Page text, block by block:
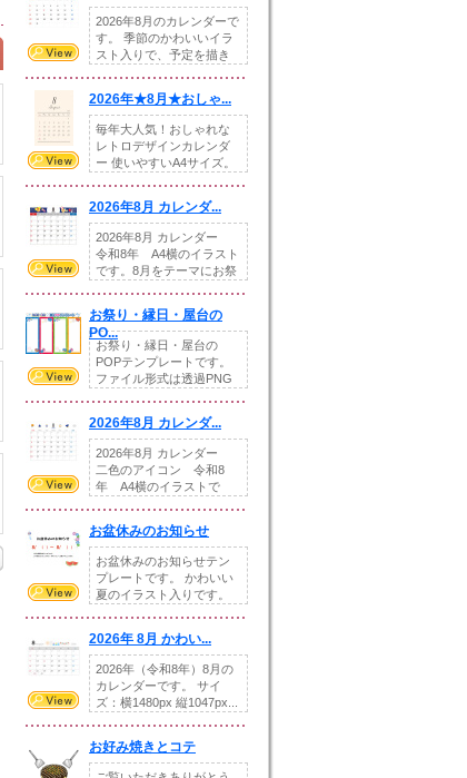
2026年8月のカレンダーで
す。 季節のかわいいイラ
スト入りで、予定を描き
2026年★8月★おしゃ...
毎年大人気！おしゃれな
レトロデザインカレンダ
ー 使いやすいA4サイズ。
2026年8月 カレンダ...
2026年8月 カレンダー
令和8年 A4横のイラスト
です。8月をテーマにお祭
お祭り・縁日・屋台の
PO...
お祭り・縁日・屋台の
POPテンプレートです。
ファイル形式は透過PNG
2026年8月 カレンダ...
2026年8月 カレンダー
二色のアイコン 令和8
年 A4横のイラストで
お盆休みのお知らせ
お盆休みのお知らせテン
プレートです。 かわいい
夏のイラスト入りです。
2026年 8月 かわい...
2026年（令和8年）8月の
カレンダーです。 サイ
ズ：横1480px 縦1047px...
お好み焼きとコテ